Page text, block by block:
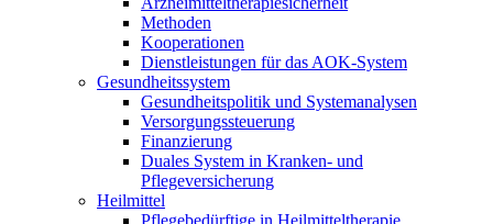
Methoden
Kooperationen
Dienstleistungen für das AOK-System
Gesundheitssystem
Gesundheitspolitik und Systemanalysen
Versorgungssteuerung
Finanzierung
Duales System in Kranken- und
Pflegeversicherung
Heilmittel
Pflegebedürftige in Heilmitteltherapie